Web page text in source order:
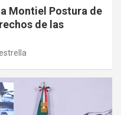
Montiel Postura de
de las